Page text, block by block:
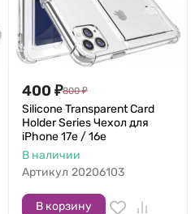
400 ₽800 ₽
Silicone Transparent Card
Holder Series Чехол для
iPhone 17e / 16e
В наличии
Артикул 20206103
В корзину